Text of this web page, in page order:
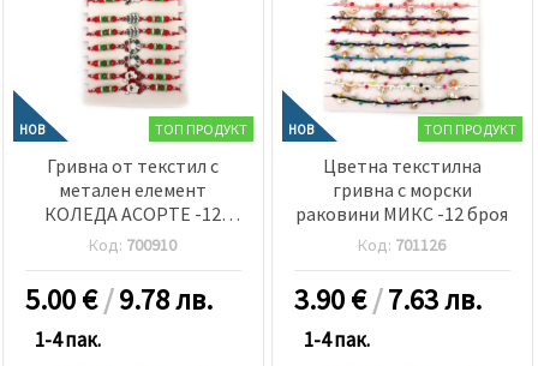
маркетинг.
да
използваме
всички
натиснеш
"Приеми
посочиш
предпочитанията
си в
"Настройки",
като
НОВ ТОП ПРОДУКТ
Гривна от текстил с
метален елемент
КОЛЕДА АСОРТЕ -12
броя
Код: 700910
5.00€/9.78 лв.
1-4 пак.
НОВ ТОП ПРОДУКТ
Цветна текстилна
гривна с морски
раковини МИКС -12 броя
Код: 701126
3.90€/7.63 лв.
1-4 пак.